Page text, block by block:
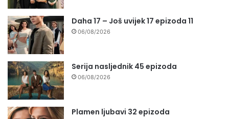
Daha 17 – Još uvijek 17 epizoda 11
06/08/2026
Serija nasljednik 45 epizoda
06/08/2026
Plamen ljubavi 32 epizoda